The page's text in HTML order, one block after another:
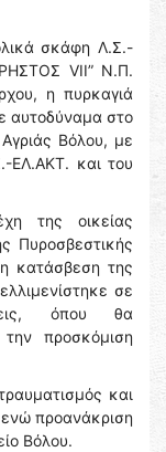
σκάφη Λ.Σ.-
VII” Ν.Π.
η πυρκαγιά
αυτοδύναμα στο
Βόλου, με
ΕΛ.ΑΚΤ. και του
της οικείας
Πυροσβεστικής
κατάσβεση της
σε
όπου θα
προσκόμιση
και
προανάκριση
Βόλου.